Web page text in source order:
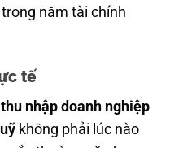
năm tài chính
tế
nhập doanh nghiệp
không phải lúc nào